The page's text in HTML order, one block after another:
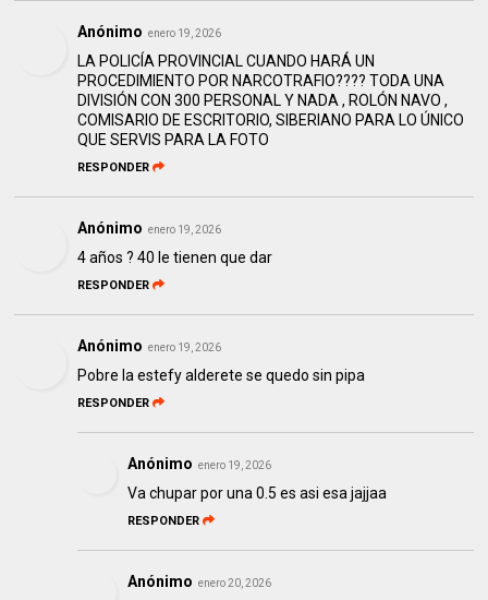
Anónimo enero 19, 2026
LA POLICÍA PROVINCIAL CUANDO HARÁ UN
PROCEDIMIENTO POR NARCOTRAFIO???? TODA UNA
DIVISIÓN CON 300 PERSONAL Y NADA , ROLÓN NAVO ,
COMISARIO DE ESCRITORIO, SIBERIANO PARA LO ÚNICO
QUE SERVIS PARA LA FOTO
RESPONDER
Anónimo enero 19, 2026
4 años ? 40 le tienen que dar
RESPONDER
Anónimo enero 19, 2026
Pobre la estefy alderete se quedo sin pipa
RESPONDER
Anónimo enero 19, 2026
Va chupar por una 0.5 es asi esa jajjaa
RESPONDER
Anónimo enero 20, 2026